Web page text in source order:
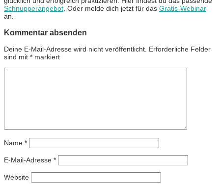
Schnupperangebot . Oder melde dich jetzt für das Gratis-Webinar
an.
Kommentar absenden
Deine E-Mail-Adresse wird nicht veröffentlicht. Erforderliche Felder
sind mit * markiert
Name *
E-Mail-Adresse *
Website